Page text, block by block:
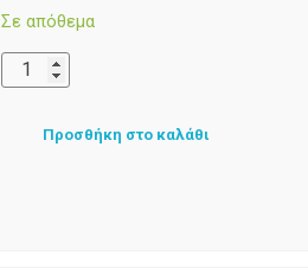
Σε απόθεμα
Προσθήκη στο καλάθι